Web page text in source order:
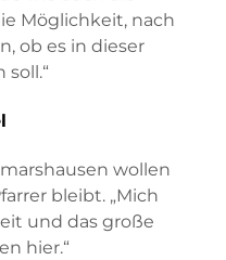
Möglichkeit, nach
ob es in dieser
wollen
bleibt. „Mich
und das große
hier.“